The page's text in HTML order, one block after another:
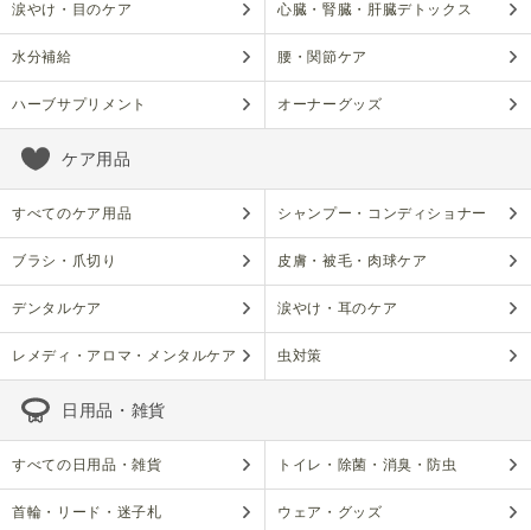
涙やけ・目のケア 心臓・腎臓・肝臓デトックス
水分補給 腰・関節ケア
ハーブサプリメント オーナーグッズ
ケア用品
すべてのケア用品 シャンプー・コンディショナー
ブラシ・爪切り 皮膚・被毛・肉球ケア
デンタルケア 涙やけ・耳のケア
レメディ・アロマ・メンタルケア 虫対策
日用品・雑貨
すべての日用品・雑貨 トイレ・除菌・消臭・防虫
首輪・リード・迷子札 ウェア・グッズ